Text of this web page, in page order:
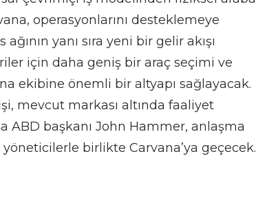
operasyonlarını desteklemeye
yanı sıra yeni bir gelir akışı
için daha geniş bir araç seçimi ve
ekibine önemli bir altyapı sağlayacak.
mevcut markası altında faaliyet
ABD başkanı John Hammer, anlaşma
birlikte Carvana’ya geçecek.